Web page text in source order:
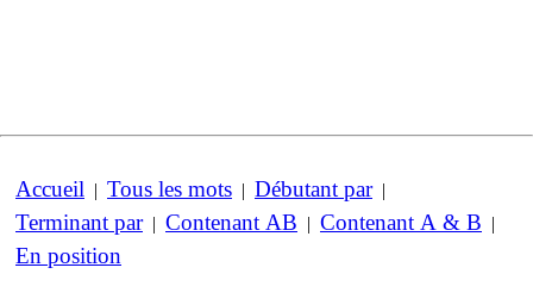
Accueil | Tous les mots | Débutant par|
Terminant par| Contenant AB | Contenant A & B |
En position